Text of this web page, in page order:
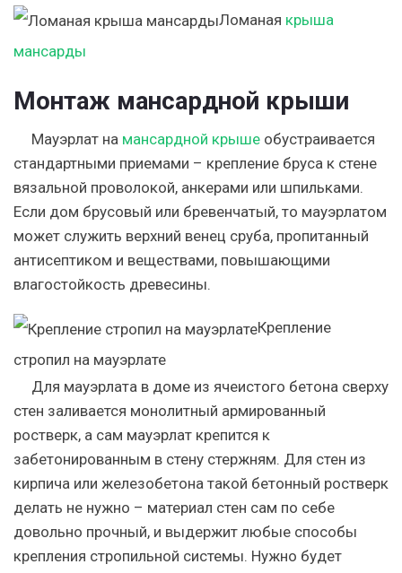
Ломаная крыша
мансарды
Монтаж мансардной крыши
Мауэрлат на мансардной крыше обустраивается
стандартными приемами – крепление бруса к стене
вязальной проволокой, анкерами или шпильками.
Если дом брусовый или бревенчатый, то мауэрлатом
может служить верхний венец сруба, пропитанный
антисептиком и веществами, повышающими
влагостойкость древесины.
Крепление
стропил на мауэрлате
Для мауэрлата в доме из ячеистого бетона сверху
стен заливается монолитный армированный
ростверк, а сам мауэрлат крепится к
забетонированным в стену стержням. Для стен из
кирпича или железобетона такой бетонный ростверк
делать не нужно – материал стен сам по себе
довольно прочный, и выдержит любые способы
крепления стропильной системы. Нужно будет